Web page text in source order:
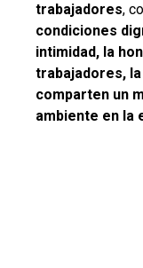
trabajadores,
condiciones
intimidad, la
trabajadores,
comparten un
ambiente en la